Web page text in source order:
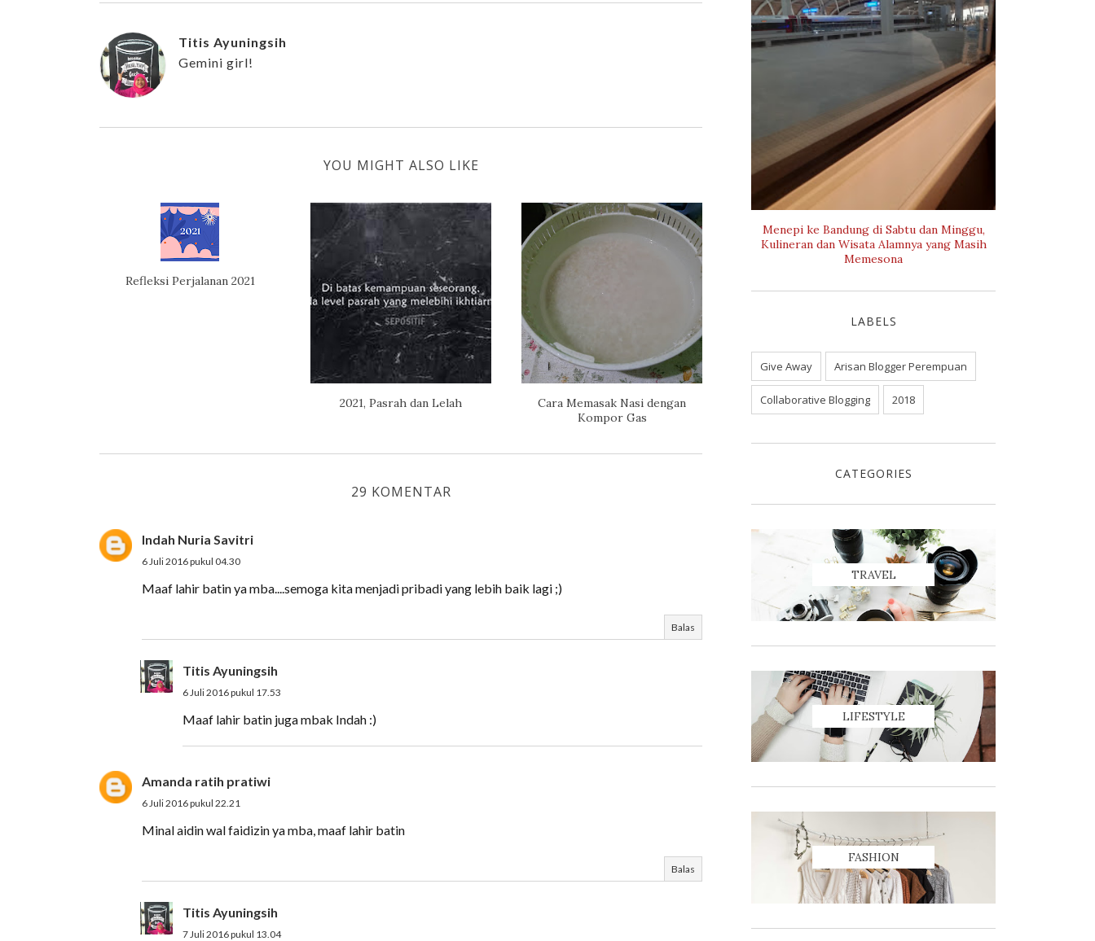
Titis Ayuningsih
Gemini girl!
YOU MIGHT ALSO LIKE
Refleksi Perjalanan 2021
2021, Pasrah dan Lelah
Cara Memasak Nasi dengan
Kompor Gas
29 KOMENTAR
Indah Nuria Savitri
6 Juli 2016 pukul 04.30
Maaf lahir batin ya mba....semoga kita menjadi pribadi yang lebih baik lagi ;)
Balas
Titis Ayuningsih
6 Juli 2016 pukul 17.53
Maaf lahir batin juga mbak Indah :)
Amanda ratih pratiwi
6 Juli 2016 pukul 22.21
Minal aidin wal faidizin ya mba, maaf lahir batin
Balas
Titis Ayuningsih
7 Juli 2016 pukul 13.04
Menepi ke Bandung di Sabtu dan Minggu,
Kulineran dan Wisata Alamnya yang Masih
Memesona
LABELS
Give Away Arisan Blogger Perempuan
Collaborative Blogging 2018
CATEGORIES
TRAVEL
LIFESTYLE
FASHION